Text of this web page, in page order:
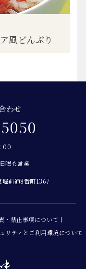
風どんぶり
わせ
00
曜も営業
前通8番町1367
・禁止事項について
リティとご利用環境について